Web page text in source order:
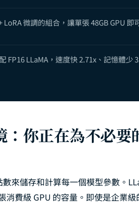
微調的組合，讓單張 48GB GPU 即
FP16 LLaMA，速度快 2.71x、記憶體
你正在為不必要
來儲存和計算每一個模型參數。
費級 GPU 的容量。即使是企業級